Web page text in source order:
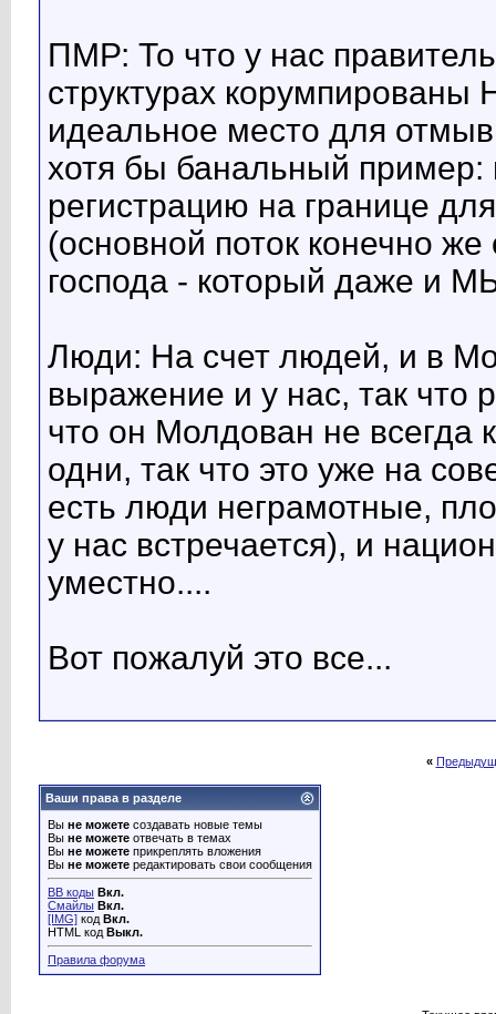
ПМР: То что у нас
структурах
идеальное место для
хотя бы банальный пример:
регистрацию на границе
(основной поток конечно
господа - который даже и
Люди: На счет людей, и в
выражение и у нас, так что
что он Молдован не всегда
одни, так что это уже на
есть люди неграмотные,
у нас встречается), и
уместно....
Вот пожалуй это все...
«
Ваши права в разделе
Вы не можете создавать новые темы
Вы не можете отвечать в темах
Вы не можете прикреплять вложения
Вы не можете редактировать свои сообщения
BB коды Вкл.
Смайлы Вкл.
[IMG] код Вкл.
HTML код Выкл.
Правила форума